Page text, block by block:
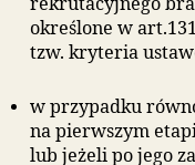
przedszkolnej.
może żądać od
w
przedstawienia